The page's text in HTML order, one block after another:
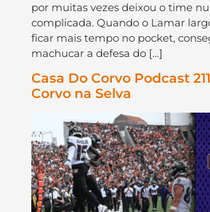
por muitas vezes deixou o time
complicada. Quando o Lamar
ficar mais tempo no pocket,
machucar a defesa do […]
Casa Do Corvo Podcast
Corvo na Selva